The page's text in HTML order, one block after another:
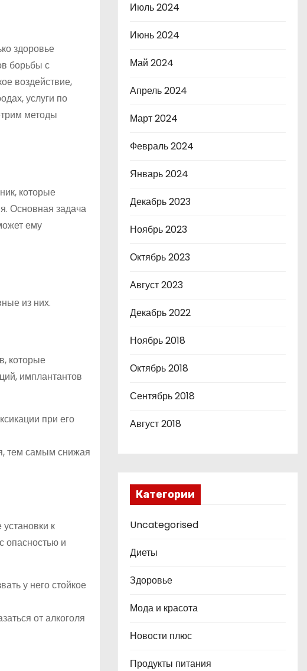
здоровье
борьбы с
воздействие,
услуги по
методы
которые
Основная задача
ему
из них.
которые
имплантантов
при его
тем самым снижая
к
опасностью и
у него стойкое
от алкоголя
Июль 2024
Июнь 2024
Май 2024
Апрель 2024
Март 2024
Февраль 2024
Январь 2024
Декабрь 2023
Ноябрь 2023
Октябрь 2023
Август 2023
Декабрь 2022
Ноябрь 2018
Октябрь 2018
Сентябрь 2018
Август 2018
Категории
Uncategorised
Диеты
Здоровье
Мода и красота
Новости плюс
Продукты питания